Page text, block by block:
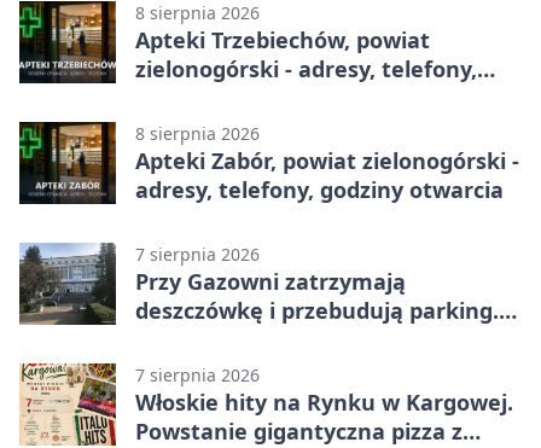
8 sierpnia 2026
Apteki Trzebiechów, powiat
zielonogórski - adresy, telefony,
8 sierpnia 2026
Apteki Zabór, powiat zielonogórski -
adresy, telefony, godziny otwarcia
7 sierpnia 2026
Przy Gazowni zatrzymają
deszczówkę i przebudują parking.
7 sierpnia 2026
Włoskie hity na Rynku w Kargowej.
Powstanie gigantyczna pizza z